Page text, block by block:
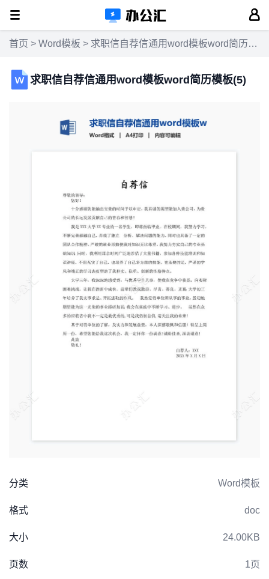
首页 > Word模板 > 求职信自荐信通用word模板word简历模板(5)
求职信自荐信通用word模板word简历模板(5)
分类 Word模板
格式 doc
大小 24.00KB
页数 1页